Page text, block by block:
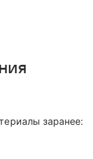
заранее: